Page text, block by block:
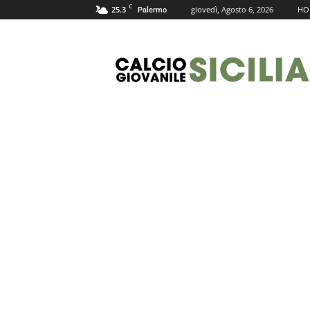
25.3 C Palermo giovedì, Agosto 6, 2026
Giovanile
Sicilia